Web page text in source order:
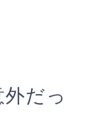
だっ